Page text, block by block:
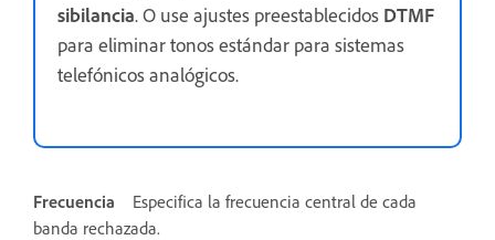
sibilancia. O use ajustes preestablecidos DTMF
para eliminar tonos estándar para sistemas
telefónicos analógicos.
Frecuencia
Especifica la frecuencia central de cada
banda rechazada.